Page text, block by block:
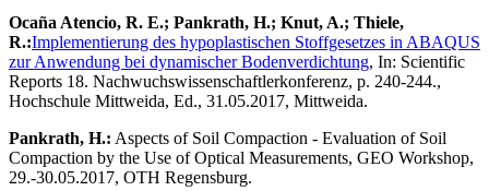
Ocaña Atencio, R. E.; Pankrath, H.; Knut, A.; Thiele,
R.:Implementierung des hypoplastischen Stoffgesetzes in ABAQUS
zur Anwendung bei dynamischer Bodenverdichtung, In: Scientific
Reports 18. Nachwuchswissenschaftlerkonferenz, p. 240-244.,
Hochschule Mittweida, Ed., 31.05.2017, Mittweida.
Pankrath, H.: Aspects of Soil Compaction - Evaluation of Soil
Compaction by the Use of Optical Measurements, GEO Workshop,
29.-30.05.2017, OTH Regensburg.